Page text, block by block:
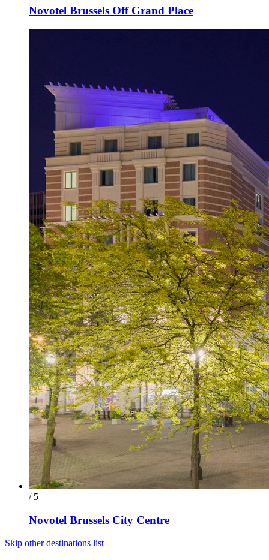
Novotel Brussels Off Grand Place
/ 5
Novotel Brussels City Centre
Skip other destinations list